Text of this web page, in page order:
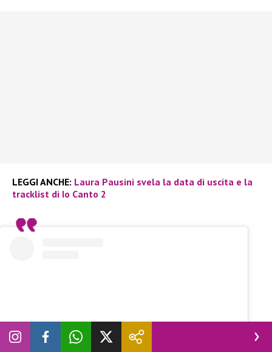
LEGGI ANCHE: Laura Pausini svela la data di uscita e la
tracklist di Io Canto 2